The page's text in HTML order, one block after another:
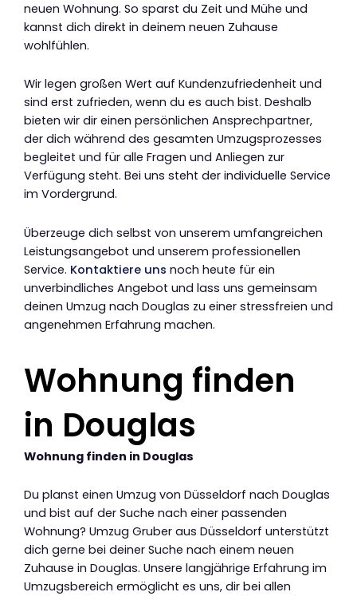
neuen Wohnung. So sparst du Zeit und Mühe und
kannst dich direkt in deinem neuen Zuhause
wohlfühlen.
Wir legen großen Wert auf Kundenzufriedenheit und
sind erst zufrieden, wenn du es auch bist. Deshalb
bieten wir dir einen persönlichen Ansprechpartner,
der dich während des gesamten Umzugsprozesses
begleitet und für alle Fragen und Anliegen zur
Verfügung steht. Bei uns steht der individuelle Service
im Vordergrund.
Überzeuge dich selbst von unserem umfangreichen
Leistungsangebot und unserem professionellen
Service. Kontaktiere uns noch heute für ein
unverbindliches Angebot und lass uns gemeinsam
deinen Umzug nach Douglas zu einer stressfreien und
angenehmen Erfahrung machen.
Wohnung finden
in Douglas
Wohnung finden in Douglas
Du planst einen Umzug von Düsseldorf nach Douglas
und bist auf der Suche nach einer passenden
Wohnung? Umzug Gruber aus Düsseldorf unterstützt
dich gerne bei deiner Suche nach einem neuen
Zuhause in Douglas. Unsere langjährige Erfahrung im
Umzugsbereich ermöglicht es uns, dir bei allen